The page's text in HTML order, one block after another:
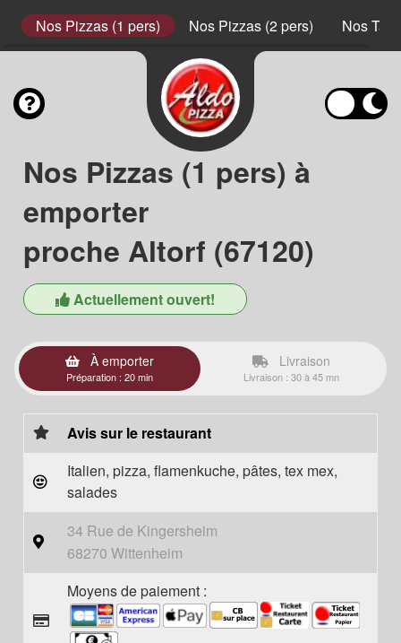
Nos Pizzas (1 pers) Nos Pizzas (2 pers) Nos
Nos Pizzas (1 pers) à
emporter
proche Altorf (67120)
Actuellement ouvert!
À emporter
Préparation : 20 min
Livraison
Livraison : 30 à 45 mn
Avis sur le restaurant
Italien, pizza, flamenkuche, pâtes, tex mex,
salades
34 Rue de Kingersheim
68270 Wittenheim
Moyens de paiement :